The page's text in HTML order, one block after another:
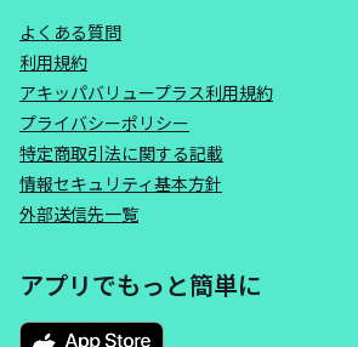
よくある質問
利用規約
アキッパバリュープラス利用規約
プライバシーポリシー
特定商取引法に関する記載
情報セキュリティ基本方針
外部送信先一覧
アプリでもっと簡単に